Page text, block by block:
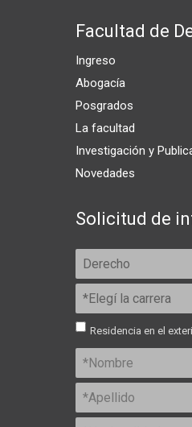
Facultad de
Ingreso
Abogacía
Posgrados
La facultad
Investigación y
Novedades
Solicitud de
Residencia en el